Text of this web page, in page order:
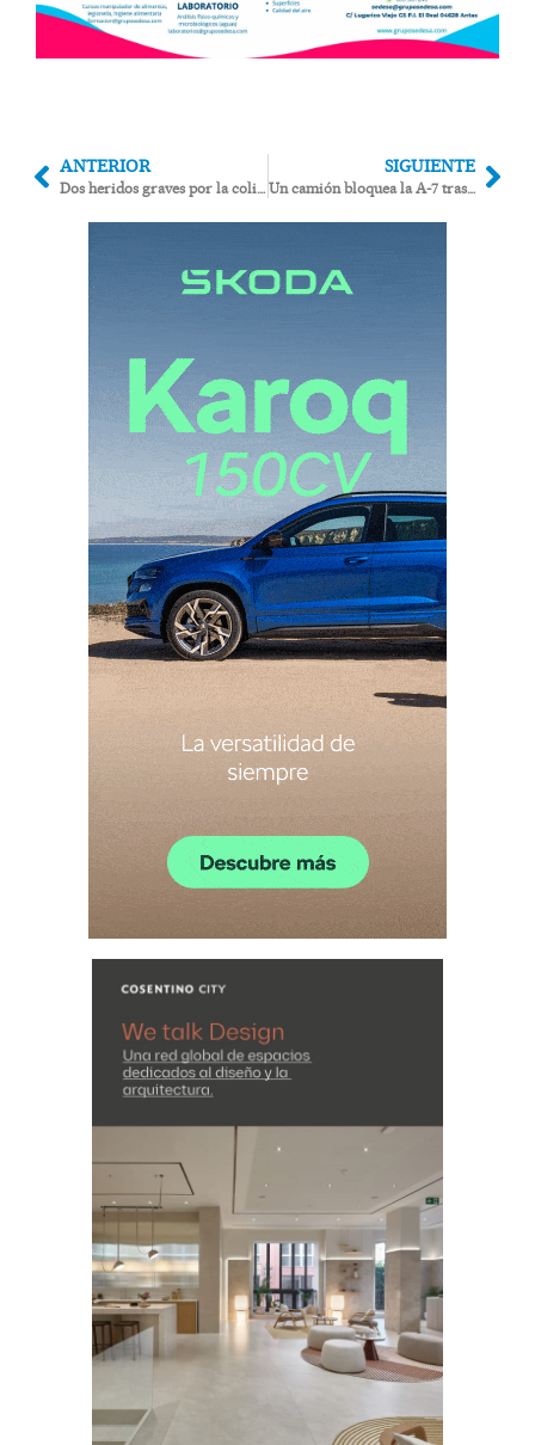
ANTERIOR
Dos heridos graves por la colisión de dos turismos en la A-350 a su paso por Pulpí
SIGUIENTE
Un camión bloquea la A-7 tras chocar con un turismo a la altura de Los Gallardos